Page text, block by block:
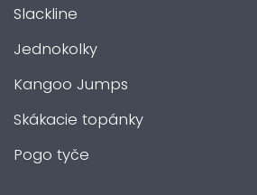
Slackline
Jednokolky
Kangoo Jumps
Skákacie topánky
Pogo tyče